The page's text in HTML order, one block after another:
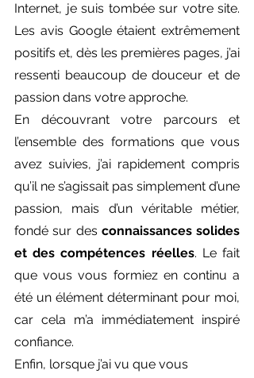
Internet, je suis tombée sur votre site.
Les avis Google étaient extrêmement
positifs et, dès les premières pages, j’ai
ressenti beaucoup de douceur et de
passion dans votre approche.
En découvrant votre parcours et
l’ensemble des formations que vous
avez suivies, j’ai rapidement compris
qu’il ne s’agissait pas simplement d’une
passion, mais d’un véritable métier,
fondé sur des connaissances solides
et des compétences réelles. Le fait
que vous vous formiez en continu a
été un élément déterminant pour moi,
car cela m’a immédiatement inspiré
confiance.
Enfin, lorsque j’ai vu que vous